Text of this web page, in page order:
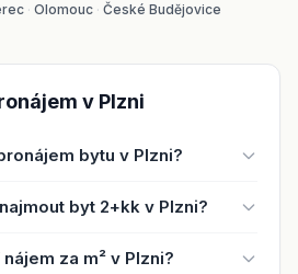
· Olomouc · České Budějovice
v Plzni
bytu v Plzni?
byt 2+kk v Plzni?
za m² v Plzni?